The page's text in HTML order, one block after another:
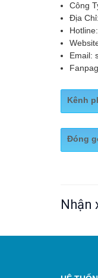
Công
Địa
Email:
Kênh
Đóng
Nhận